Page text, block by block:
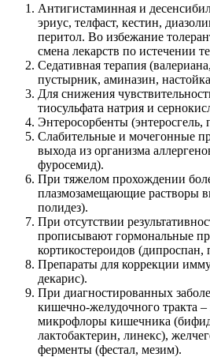
Антигистаминная и
эриус, телфаст, кестин,
перитол. Во избежание
смена лекарств по истечении
Седативная терапия
пустырник, аминазин,
Для снижения
тиосульфата натрия и
Энтеросорбенты (энтеросгель,
Слабительные и мочегонные
выхода из организма
фуросемид).
При тяжелом прохождении
плазмозамещающие растворы
полидез).
При отсутствии
прописывают гормональные
кортикостероидов (дипроспан,
Препараты для коррекции
декарис).
При диагностированных
кишечно-желудочного тракта
микрофлоры кишечника
лактобактерин, линекс),
ферменты (фестал, мезим).